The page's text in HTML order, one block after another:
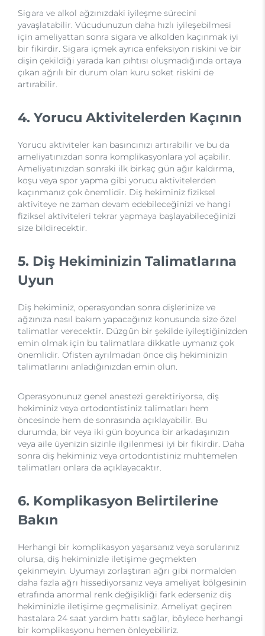
Sigara ve alkol ağzınızdaki iyileşme sürecini
yavaşlatabilir. Vücudunuzun daha hızlı iyileşebilmesi
için ameliyattan sonra sigara ve alkolden kaçınmak iyi
bir fikirdir. Sigara içmek ayrıca enfeksiyon riskini ve bir
dişin çekildiği yarada kan pıhtısı oluşmadığında ortaya
çıkan ağrılı bir durum olan kuru soket riskini de
artırabilir.
4. Yorucu Aktivitelerden Kaçının
Yorucu aktiviteler kan basıncınızı artırabilir ve bu da
ameliyatınızdan sonra komplikasyonlara yol açabilir.
Ameliyatınızdan sonraki ilk birkaç gün ağır kaldırma,
koşu veya spor yapma gibi yorucu aktivitelerden
kaçınmanız çok önemlidir. Diş hekiminiz fiziksel
aktiviteye ne zaman devam edebileceğinizi ve hangi
fiziksel aktiviteleri tekrar yapmaya başlayabileceğinizi
size bildirecektir.
5. Diş Hekiminizin Talimatlarına
Uyun
Diş hekiminiz, operasyondan sonra dişlerinize ve
ağzınıza nasıl bakım yapacağınız konusunda size özel
talimatlar verecektir. Düzgün bir şekilde iyileştiğinizden
emin olmak için bu talimatlara dikkatle uymanız çok
önemlidir. Ofisten ayrılmadan önce diş hekiminizin
talimatlarını anladığınızdan emin olun.
Operasyonunuz genel anestezi gerektiriyorsa, diş
hekiminiz veya ortodontistiniz talimatları hem
öncesinde hem de sonrasında açıklayabilir. Bu
durumda, bir veya iki gün boyunca bir arkadaşınızın
veya aile üyenizin sizinle ilgilenmesi iyi bir fikirdir. Daha
sonra diş hekiminiz veya ortodontistiniz muhtemelen
talimatları onlara da açıklayacaktır.
6. Komplikasyon Belirtilerine
Bakın
Herhangi bir komplikasyon yaşarsanız veya sorularınız
olursa, diş hekiminizle iletişime geçmekten
çekinmeyin. Uyumayı zorlaştıran ağrı gibi normalden
daha fazla ağrı hissediyorsanız veya ameliyat bölgesinin
etrafında anormal renk değişikliği fark ederseniz diş
hekiminizle iletişime geçmelisiniz. Ameliyat geçiren
hastalara 24 saat yardım hattı sağlar, böylece herhangi
bir komplikasyonu hemen önleyebiliriz.